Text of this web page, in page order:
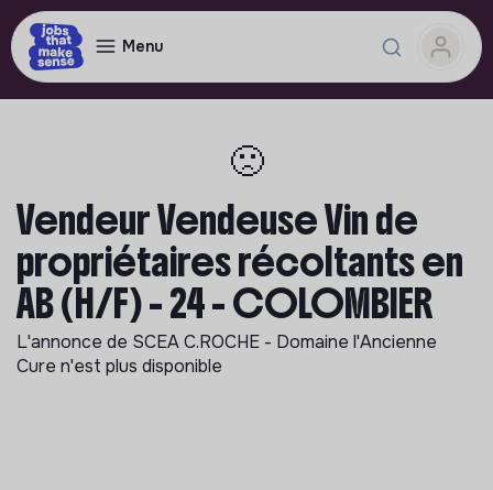
Menu
🙁
Vendeur Vendeuse Vin de
propriétaires récoltants en
AB (H/F) - 24 - COLOMBIER
L'annonce de SCEA C.ROCHE - Domaine l'Ancienne
Cure n'est plus disponible